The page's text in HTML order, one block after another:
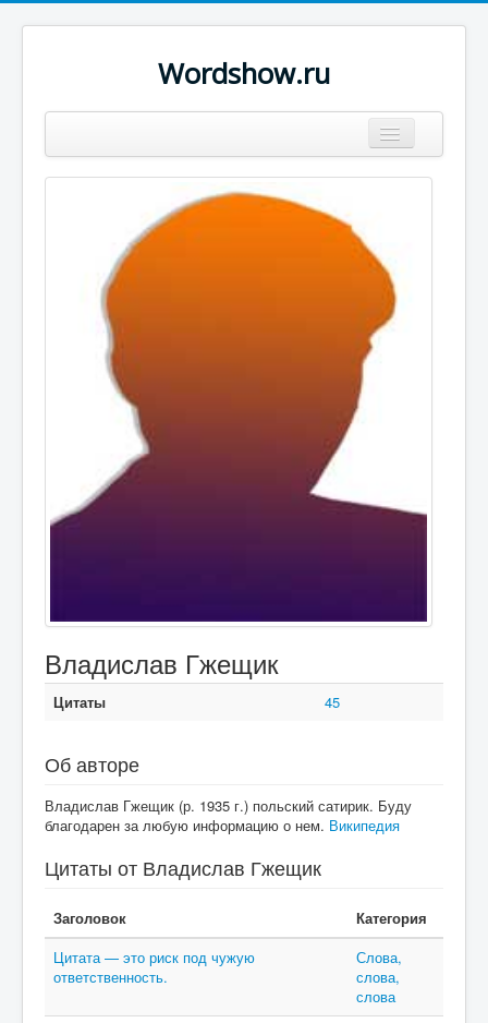
Wordshow.ru
Популярные цитаты
Авторы
Поиск
Владислав Гжещик
Цитаты 45
Об авторе
Владислав Гжещик (р. 1935 г.) польский сатирик. Буду
благодарен за любую информацию о нем. Википедия
Цитаты от Владислав Гжещик
Заголовок
Категория
Цитата — это риск под чужую
ответственность.
Слова,
слова,
слова